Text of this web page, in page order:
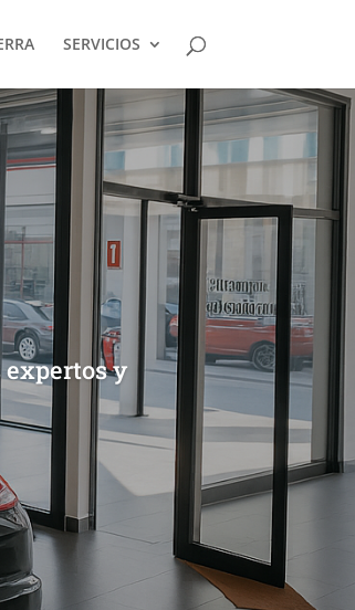
SERVICIOS
expertos y